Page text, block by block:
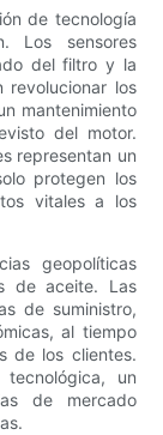
de tecnología
Los sensores
del filtro y la
revolucionar los
mantenimiento
del motor.
representan un
protegen los
vitales a los
geopolíticas
de aceite. Las
de suministro,
al tiempo
de los clientes.
tecnológica, un
de mercado